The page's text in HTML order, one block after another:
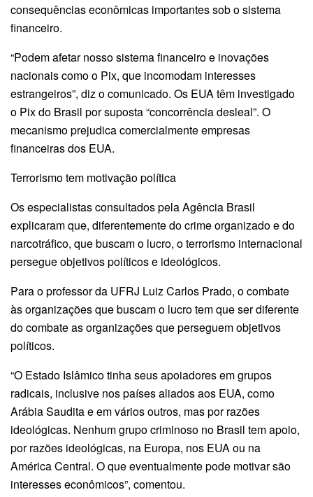
consequências econômicas importantes sob o sistema
financeiro.
“Podem afetar nosso sistema financeiro e inovações
nacionais como o Pix, que incomodam interesses
estrangeiros”, diz o comunicado. Os EUA têm investigado
o Pix do Brasil por suposta “concorrência desleal”. O
mecanismo prejudica comercialmente empresas
financeiras dos EUA.
Terrorismo tem motivação política
Os especialistas consultados pela Agência Brasil
explicaram que, diferentemente do crime organizado e do
narcotráfico, que buscam o lucro, o terrorismo internacional
persegue objetivos políticos e ideológicos.
Para o professor da UFRJ Luiz Carlos Prado, o combate
às organizações que buscam o lucro tem que ser diferente
do combate as organizações que perseguem objetivos
políticos.
“O Estado Islâmico tinha seus apoiadores em grupos
radicais, inclusive nos países aliados aos EUA, como
Arábia Saudita e em vários outros, mas por razões
ideológicas. Nenhum grupo criminoso no Brasil tem apoio,
por razões ideológicas, na Europa, nos EUA ou na
América Central. O que eventualmente pode motivar são
interesses econômicos”, comentou.